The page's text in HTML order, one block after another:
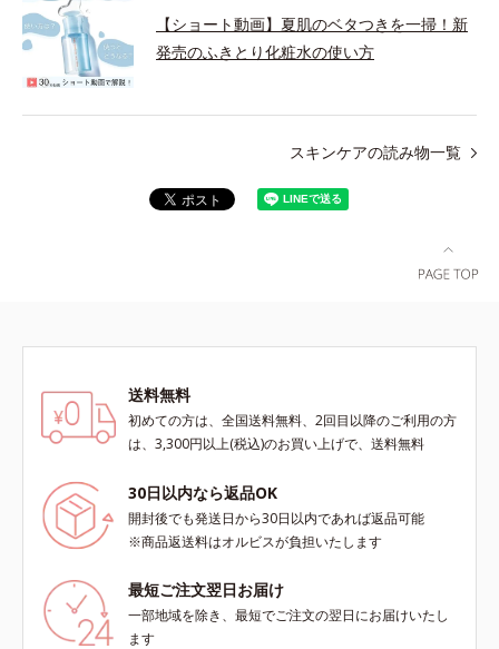
【ショート動画】夏肌のベタつきを一掃！新
発売のふきとり化粧水の使い方
スキンケアの読み物一覧
送料無料
初めての方は、全国送料無料、2回目以降のご利用の方
は、3,300円以上(税込)のお買い上げで、送料無料
30日以内なら返品OK
開封後でも発送日から30日以内であれば返品可能
※商品返送料はオルビスが負担いたします
最短ご注文翌日お届け
一部地域を除き、最短でご注文の翌日にお届けいたし
ます